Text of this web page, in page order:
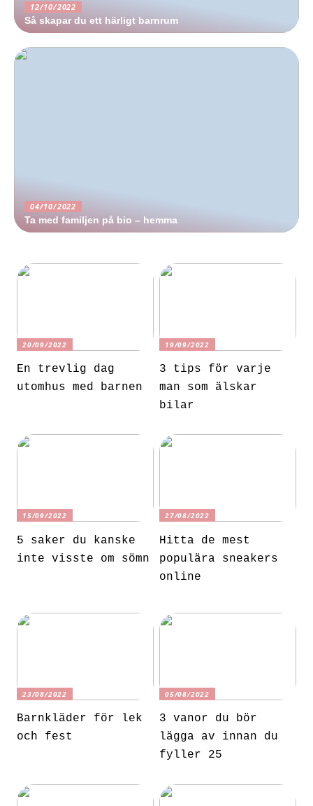
12/10/2022
Så skapar du ett härligt barnrum
04/10/2022
Ta med familjen på bio – hemma
20/09/2022
En trevlig dag
utomhus med barnen
19/09/2022
3 tips för varje
man som älskar
bilar
15/09/2022
5 saker du kanske
inte visste om sömn
27/08/2022
Hitta de mest
populära sneakers
online
23/08/2022
Barnkläder för lek
och fest
05/08/2022
3 vanor du bör
lägga av innan du
fyller 25